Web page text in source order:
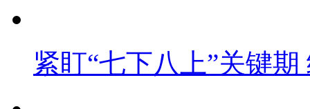
紧盯“七下八上”关键